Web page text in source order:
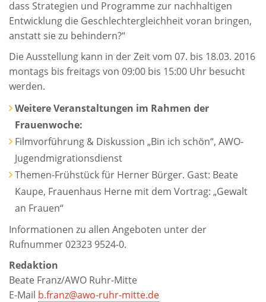
dass Strategien und Programme zur nachhaltigen
Entwicklung die Geschlechtergleichheit voran bringen,
anstatt sie zu behindern?“
Die Ausstellung kann in der Zeit vom 07. bis 18.03. 2016
montags bis freitags von 09:00 bis 15:00 Uhr besucht
werden.
Weitere Veranstaltungen im Rahmen der
Frauenwoche:
Filmvorführung & Diskussion „Bin ich schön“, AWO-
Jugendmigrationsdienst
Themen-Frühstück für Herner Bürger. Gast: Beate
Kaupe, Frauenhaus Herne mit dem Vortrag: „Gewalt
an Frauen“
Informationen zu allen Angeboten unter der
Rufnummer 02323 9524-0.
Redaktion
Beate Franz/AWO Ruhr-Mitte
E-Mail b.franz@awo-ruhr-mitte.de